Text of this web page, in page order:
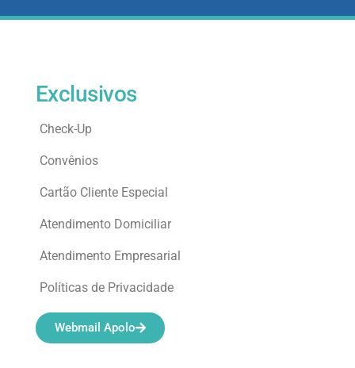
Exclusivos
Check-Up
Convênios
Cartão Cliente Especial
Atendimento Domiciliar
Atendimento Empresarial
Políticas de Privacidade
Webmail Apolo